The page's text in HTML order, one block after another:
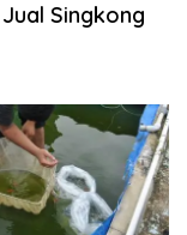
Singkong